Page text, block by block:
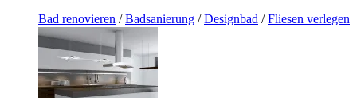
Bad renovieren /Badsanierung /Designbad /Fliesen verlegen